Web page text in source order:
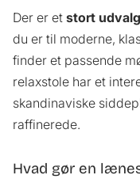
Der er et stort
du er til moderne,
finder et passende
relaxstole har et
skandinaviske
raffinerede.
Hvad gør en